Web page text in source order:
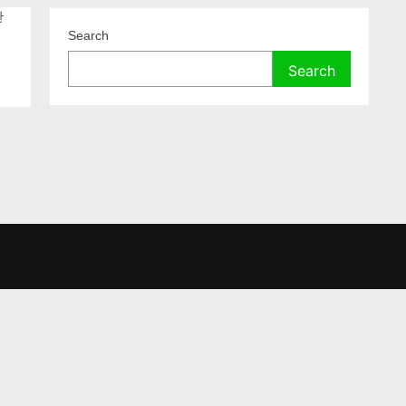
Search
Search